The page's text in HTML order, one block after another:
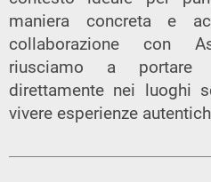
maniera concreta e
collaborazione con
riusciamo a portare
direttamente nei luoghi
vivere esperienze